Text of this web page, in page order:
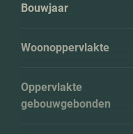
Bouwjaar
Woonoppervlakte
Oppervlakte
gebouwgebonden